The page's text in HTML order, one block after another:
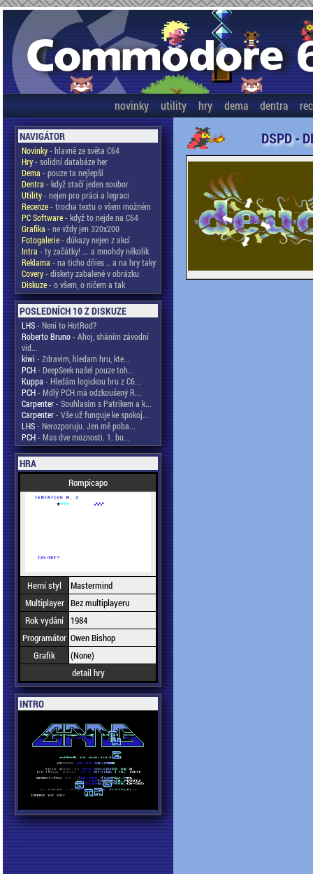
novinky utility hry dema dentra
NAVIGÁTOR
Novinky- hlavně ze světa C64
Hry- solidní databáze her
Dema - pouze ta nejlepší
Dentra - když stačí jeden soubor
Utility- nejen pro práci a legraci
Recenze- trocha textu o všem možném
PC Software- když to nejde na C64
Grafika - ne vždy jen 320x200
Fotogalerie- důkazy nejen z akcí
Intra - ty začátky! ... a mnohdy několik
Reklama - na ticho dňies .. a na hry taky
Covery- diskety zabalené v obrázku
Diskuze- o všem, o ničem a tak
POSLEDNÍCH 10 Z DISKUZE
LHS- Není to HotRod?
Roberto Bruno- Ahoj, sháním závodní
vid...
kiwi - Zdravim, hledam hru, kte...
PCH- DeepSeek našel pouze toh...
Kuppa - Hledám logickou hru z C6...
PCH- Mdlý PCH má odzkoušený R...
Carpenter- Souhlasím s Patrikem a k...
Carpenter- Vše už funguje ke spokoj...
LHS- Nerozporuju. Jen mě poba...
PCH- Mas dve moznosti. 1. bu...
HRA
Rompicapo
Herní styl
Mastermind
Multiplayer Bez multiplayeru
Rok vydání
1984
Programátor Owen Bishop
Grafik
(None)
detail hry
INTRO
DSPD -